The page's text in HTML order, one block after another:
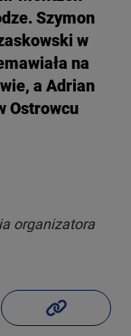
Szymon
w
na
a Adrian
Ostrowcu
organizatora